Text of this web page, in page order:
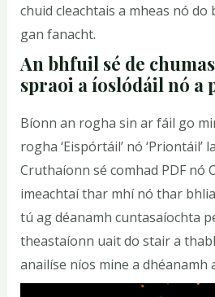
chuid cleachtais a mheas nó
gan fanacht.
An bhfuil sé de
spraoi a íoslódáil nó a
Bíonn an rogha sin ar fáil go
rogha ‘Eispórtáil’ nó ‘Priontáil’
Cruthaíonn sé comhad PDF nó
imeachtaí thar mhí nó thar
tú ag déanamh cuntasaíochta
theastaíonn uait do stair a
anailíse níos mine a dhéanamh